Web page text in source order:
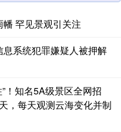
罕见景观引关注
系统犯罪嫌疑人被押解
！知名5A级景区全网招
，每天观测云海变化并制